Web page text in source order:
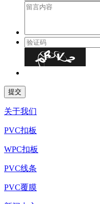
关于我们
PVC扣板
WPC扣板
PVC线条
PVC覆膜